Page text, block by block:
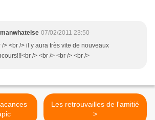
07/02/2011 23:50
/> <br /> il y aura très vite de nouveaux
/> <br /> <br /> <br />
Les retrouvailles de l'amitié
>